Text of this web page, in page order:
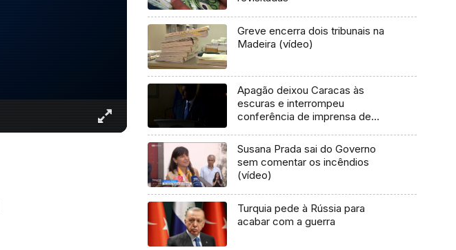
Greve encerra dois tribunais na
Madeira (vídeo)
Apagão deixou Caracas às
escuras e interrompeu
conferência de imprensa de
Susana Prada sai do Governo
sem comentar os incêndios
(vídeo)
Turquia pede à Rússia para
acabar com a guerra